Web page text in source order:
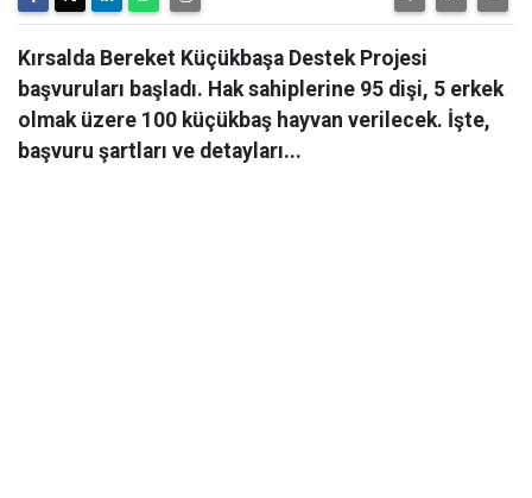
Kırsalda Bereket Küçükbaşa Destek Projesi
başvuruları başladı. Hak sahiplerine 95 dişi, 5 erkek
olmak üzere 100 küçükbaş hayvan verilecek. İşte,
başvuru şartları ve detayları...